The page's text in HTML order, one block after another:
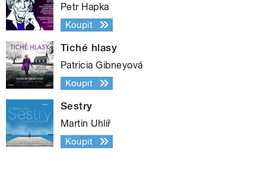
Petr Hapka
Koupit
Tiché hlasy
Patricia Gibneyová
Koupit
Sestry
Martin Uhlíř
Koupit